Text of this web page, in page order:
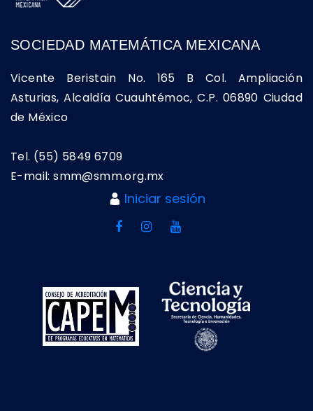
SOCIEDAD MATEMÁTICA MEXICANA
Vicente Beristain No. 165 B Col. Ampliación
Asturias, Alcaldía Cuauhtémoc, C.P. 06890 Ciudad
de México
Tel. (55) 5849 6709
E-mail: smm@smm.org.mx
Iniciar sesión